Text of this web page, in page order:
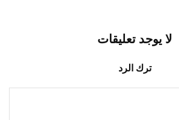
لا يوجد تعليقات
ترك الرد